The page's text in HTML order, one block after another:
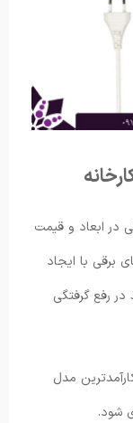
در ابعاد و قیمت
با ایجاد
رفع گرفتگی
مدل
شود.